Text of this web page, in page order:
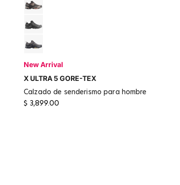
Black Coffee / Walnut / Arabian Spice
Black / Asphalt / Castlerock
Dark Gull Gray / Asphalt
New Arrival
X ULTRA 5 GORE-TEX
calzado de senderismo para hombre
$ 3,899.00